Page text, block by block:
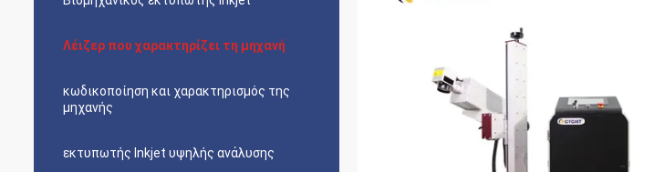
Λέιζερ που χαρακτηρίζει τη μηχανή
κωδικοποίηση και χαρακτηρισμός της
μηχανής
εκτυπωτής Inkjet υψηλής ανάλυσης